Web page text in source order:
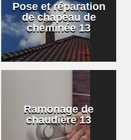
Pose et réparation
de chapeau de
cheminée 13
Ramonage de
chaudière 13